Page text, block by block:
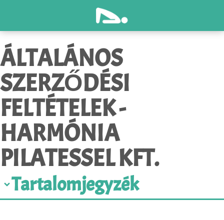
ÁLTALÁNOS
SZERZŐDÉSI
FELTÉTELEK -
HARMÓNIA
PILATESSEL KFT.
Tartalomjegyzék